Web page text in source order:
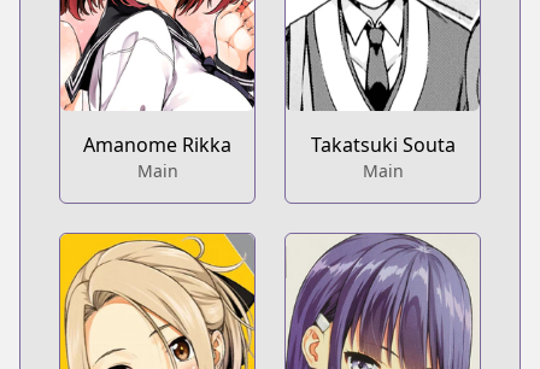
Amanome Rikka
Main
Takatsuki Souta
Main